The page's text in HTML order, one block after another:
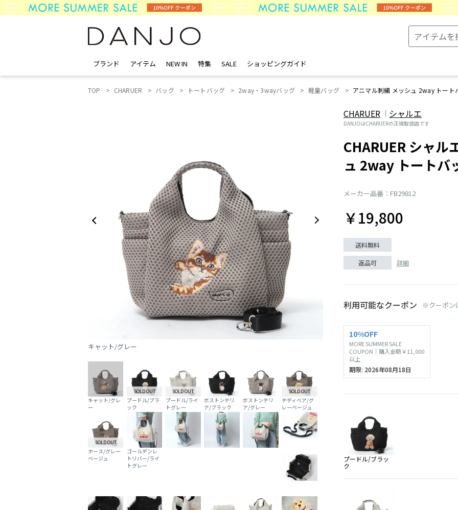
ブランド アイテム NEW IN 特集 SALE ショッピングガイド
TOP CHARUER バッグ トートバッグ 2way・3wayバッグ 軽量バッグ アニマル刺繍 メッシュ 2way トート
キャット/グレー
SOLD OUT
プードル/ブラック
キャット/グレ
ー
SOLD OUT
プードル/ブラ
ック
SOLD OUT
プードル/ライ
トグレー
ボストンテリ
ア/ブラック
ボストンテリ
ア/グレー
SOLD OUT
テディベア/グ
レーベージュ
SOLD OUT
ホース/グレー
ベージュ
ゴールデンレ
トリバー/ライ
トグレー
CHARUER シャルエ
DANJOはCHARUERの正規取扱店です
CHARUER シャル
ュ 2way トートバ
メーカー品番：FB29812
￥19,800
送料無料
返品可 詳細
利用可能なクーポン ※クーポン
10%OFF
MORE SUMMER SALE
COUPON｜購入金額￥11,000
以上
期限: 2026年08月18日
プードル/ブラッ
ク